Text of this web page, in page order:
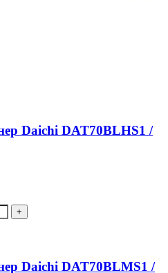
Daichi DAT70BLHS1 /
Daichi DAT70BLMS1 /